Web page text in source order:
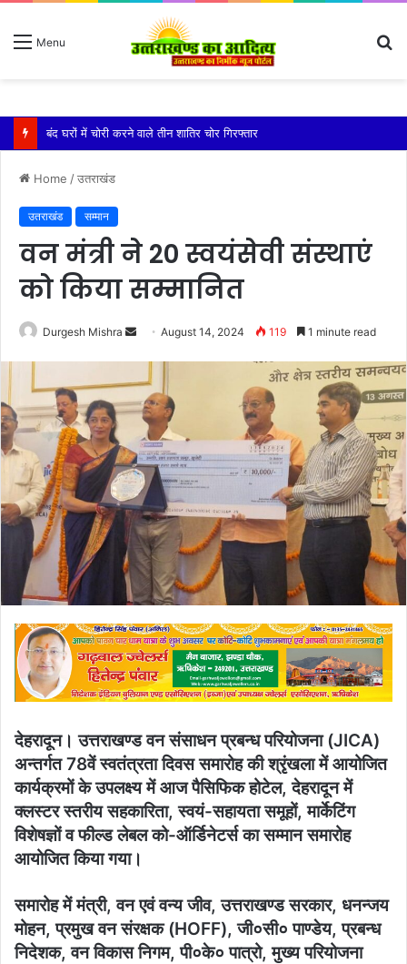
Menu
बारिश ने बढ़ाई दहशत, दरकने लगी जमीन, 10 परिवारों ने छोड़े घर
Home /उतराखंड
उतराखंड सम्मान
वन मंत्री ने 20 स्वयंसेवी संस्थाएं
को किया सम्मानित
Durgesh Mishra
Send August 14, 2024 119 1 minute read
देहरादून। उत्तराखण्ड वन संसाधन प्रबन्ध परियोजना (JICA)
अन्तर्गत 78वें स्वतंत्रता दिवस समारोह की श्रृंखला में आयोजित
कार्यक्रमों के उपलक्ष्य में आज पैसिफिक होटेल, देहरादून में
क्लस्टर स्तरीय सहकारिता, स्वयं-सहायता समूहों, मार्केटिंग
विशेषज्ञों व फील्ड लेबल को-ऑर्डिनेटर्स का सम्मान समारोह
आयोजित किया गया।
समारोह में मंत्री, वन एवं वन्य जीव, उत्तराखण्ड सरकार, धनन्जय
मोहन, प्रमुख वन संरक्षक (HOFF), जी०सी० पाण्डेय, प्रबन्ध
निदेशक, वन विकास निगम, पी०के० पात्रो, मुख्य परियोजना